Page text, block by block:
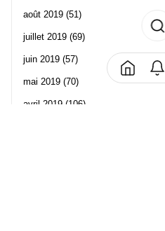
août 2019 (51)
juillet 2019 (69)
juin 2019 (57)
mai 2019 (70)
avril 2019 (106)